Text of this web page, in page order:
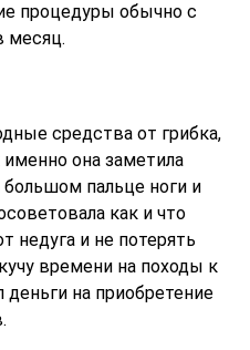
процедуры обычно с
месяц.
средства от грибка,
она заметила
большом пальце ноги и
как и что
недуга и не потерять
времени на походы к
на приобретение